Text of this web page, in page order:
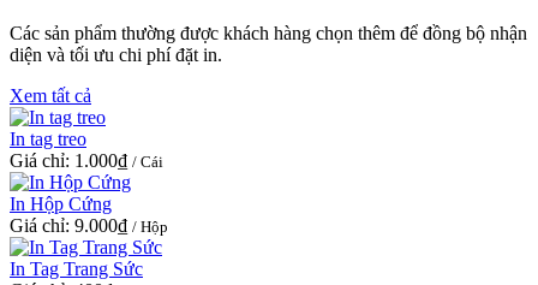
Các sản phẩm thường được khách hàng chọn thêm để đồng bộ nhận
diện và tối ưu chi phí đặt in.
Xem tất cả
In tag treo
Giá chỉ: 1.000₫ / Cái
In Hộp Cứng
Giá chỉ: 9.000₫ / Hộp
In Tag Trang Sức